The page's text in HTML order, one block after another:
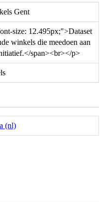
Gent
size: 12.495px;">Dataset
winkels die meedoen aan
span><br></p>
(nl)